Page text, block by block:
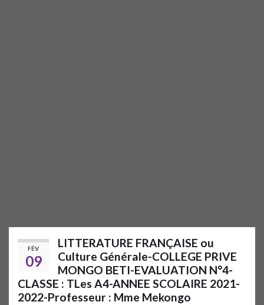
FÉV
09
LITTERATURE FRANÇAISE ou
Culture Générale-COLLEGE PRIVE
MONGO BETI-EVALUATION N°4-
CLASSE : TLes A4-ANNEE SCOLAIRE 2021-
2022-Professeur : Mme Mekongo